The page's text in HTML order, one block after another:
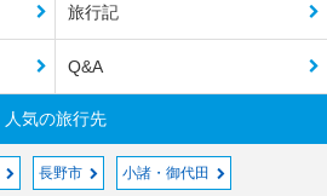
旅行記
Q&A
人気の旅行先
長野市 小諸・御代田